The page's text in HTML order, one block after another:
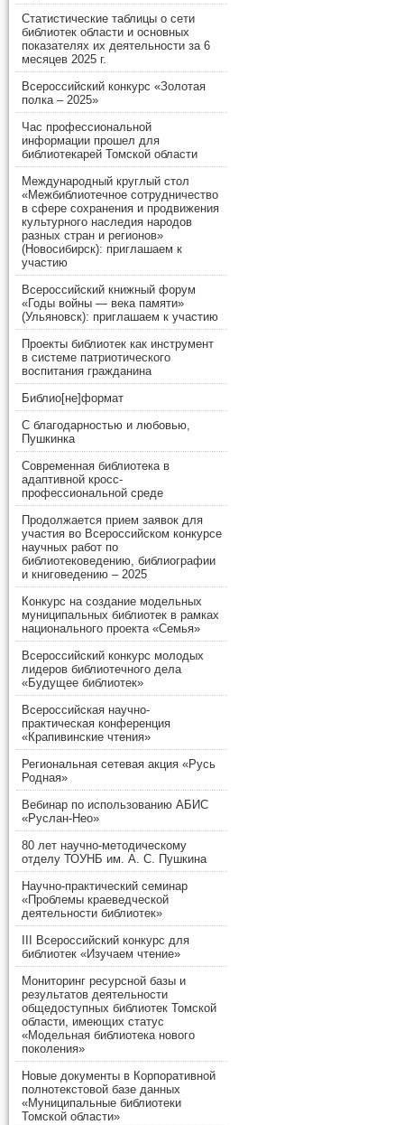
Статистические таблицы о сети
библиотек области и основных
показателях их деятельности за 6
месяцев 2025 г.
Всероссийский конкурс «Золотая
полка – 2025»
Час профессиональной
информации прошел для
библиотекарей Томской области
Международный круглый стол
«Межбиблиотечное сотрудничество
в сфере сохранения и продвижения
культурного наследия народов
разных стран и регионов»
(Новосибирск): приглашаем к
участию
Всероссийский книжный форум
«Годы войны — века памяти»
(Ульяновск): приглашаем к участию
Проекты библиотек как инструмент
в системе патриотического
воспитания гражданина
Библио[не]формат
С благодарностью и любовью,
Пушкинка
Современная библиотека в
адаптивной кросс-
профессиональной среде
Продолжается прием заявок для
участия во Всероссийском конкурсе
научных работ по
библиотековедению, библиографии
и книговедению – 2025
Конкурс на создание модельных
муниципальных библиотек в рамках
национального проекта «Семья»
Всероссийский конкурс молодых
лидеров библиотечного дела
«Будущее библиотек»
Всероссийская научно-
практическая конференция
«Крапивинские чтения»
Региональная сетевая акция «Русь
Родная»
Вебинар по использованию АБИС
«Руслан-Нео»
80 лет научно-методическому
отделу ТОУНБ им. А. С. Пушкина
Научно-практический семинар
«Проблемы краеведческой
деятельности библиотек»
III Всероссийский конкурс для
библиотек «Изучаем чтение»
Мониторинг ресурсной базы и
результатов деятельности
общедоступных библиотек Томской
области, имеющих статус
«Модельная библиотека нового
поколения»
Новые документы в Корпоративной
полнотекстовой базе данных
«Муниципальные библиотеки
Томской области»